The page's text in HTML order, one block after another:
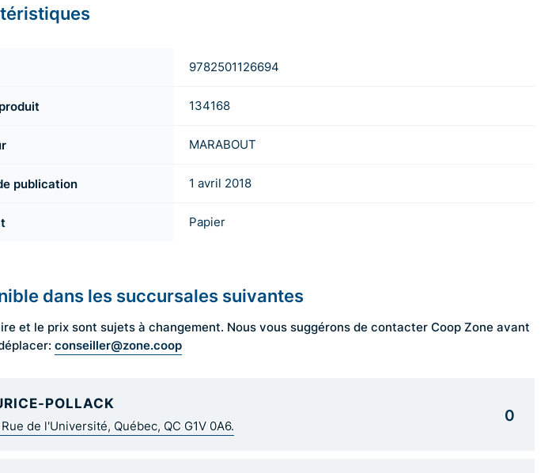
9782501126694
134168
MARABOUT
publication 1 avril 2018
Papier
dans les succursales suivantes
et le prix sont sujets à changement. Nous vous suggérons de contacter Coop Zone avant
conseiller@zone.coop
POLLACK
de l'Université, Québec, QC G1V 0A6.
0